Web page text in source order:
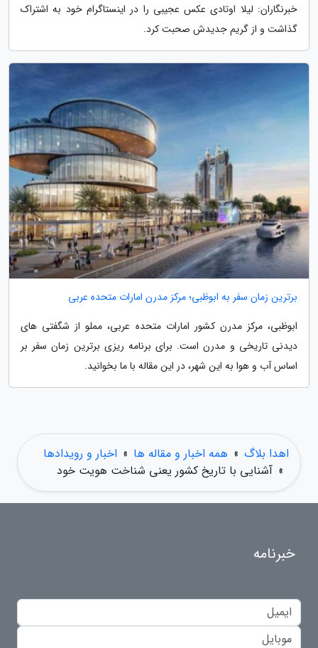
خبرنگاران: لیلا اوتادی عکس عجیبی را در اینستاگرام خود به اشتراک
گذاشت و از گریم جدیدش صحبت کرد.
برترین زمان سفر به ابوظبی؛ مرکز مدرن امارات متحده عربی
ابوظبی، مرکز مدرن کشور امارات متحده عربی، مملو از شگفتی های
دیدنی تاریخی و مدرن است. برای برنامه ریزی برترین زمان سفر بر
اساس آب و هوا به این شهر، در این مقاله با ما بخوانید.
اهدا بلاگ » همه اخبار و مقاله ها » اخبار و رویدادها
» آشنایی با تاریخ کشور یعنی شناخت هویت خود
خبرنامه